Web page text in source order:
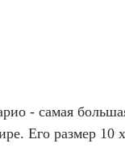
- самая
Его размер 10